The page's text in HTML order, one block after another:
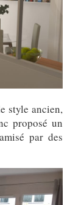
style ancien,
proposé un
par des